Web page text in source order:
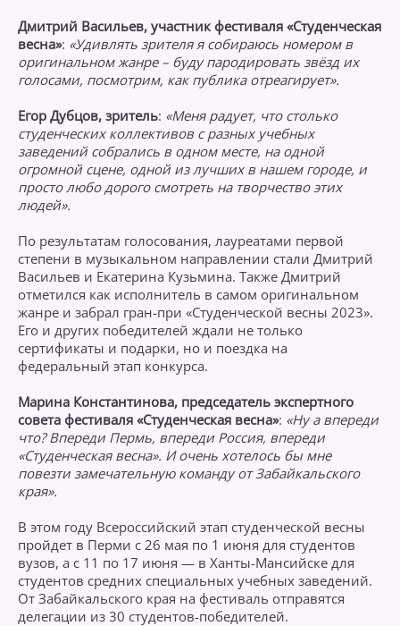
Дмитрий Васильев, участник фестиваля «Студенческая
весна»: «Удивлять зрителя я собираюсь номером в
оригинальном жанре – буду пародировать звёзд их
голосами, посмотрим, как публика отреагирует».
Егор Дубцов, зритель: «Меня радует, что столько
студенческих коллективов с разных учебных
заведений собрались в одном месте, на одной
огромной сцене, одной из лучших в нашем городе, и
просто любо дорого смотреть на творчество этих
людей».
По результатам голосования, лауреатами первой
степени в музыкальном направлении стали Дмитрий
Васильев и Екатерина Кузьмина. Также Дмитрий
отметился как исполнитель в самом оригинальном
жанре и забрал гран-при «Студенческой весны 2023».
Его и других победителей ждали не только
сертификаты и подарки, но и поездка на
федеральный этап конкурса.
Марина Константинова, председатель экспертного
совета фестиваля «Студенческая весна»: «Ну а впереди
что? Впереди Пермь, впереди Россия, впереди
«Студенческая весна». И очень хотелось бы мне
повезти замечательную команду от Забайкальского
края».
В этом году Всероссийский этап студенческой весны
пройдет в Перми с 26 мая по 1 июня для студентов
вузов, а с 11 по 17 июня — в Ханты-Мансийске для
студентов средних специальных учебных заведений.
От Забайкальского края на фестиваль отправятся
делегации из 30 студентов-победителей.